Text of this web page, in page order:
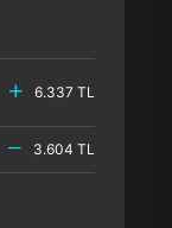
6.337 TL
3.604 TL